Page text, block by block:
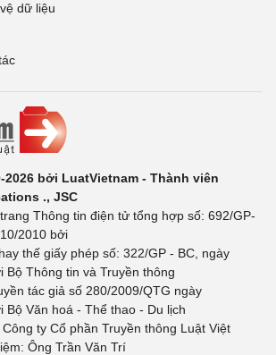
dữ liệu
2026 bởi LuatVietnam - Thành viên
., JSC
Thông tin điện tử tổng hợp số: 692/GP-
2010 bởi
thế giấy phép số: 322/GP - BC, ngày
Bộ Thông tin và Truyền thông
tác giả số 280/2009/QTG ngày
Bộ Văn hoá - Thể thao - Du lịch
ty Cổ phần Truyền thông Luật Việt
Ông Trần Văn Trí